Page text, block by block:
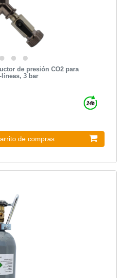
de presión CO2 para
3 bar
de compras